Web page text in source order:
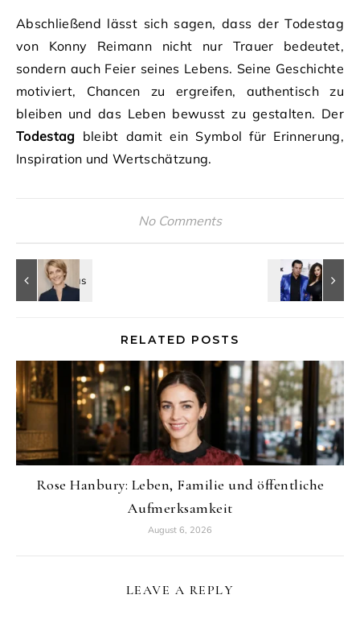
Abschließend lässt sich sagen, dass der Todestag
von Konny Reimann nicht nur Trauer bedeutet,
sondern auch Feier seines Lebens. Seine Geschichte
motiviert, Chancen zu ergreifen, authentisch zu
bleiben und das Leben bewusst zu gestalten. Der
Todestag bleibt damit ein Symbol für Erinnerung,
Inspiration und Wertschätzung.
No Comments
RELATED POSTS
Rose Hanbury: Leben, Familie und öffentliche
Aufmerksamkeit
August 6, 2026
LEAVE A REPLY